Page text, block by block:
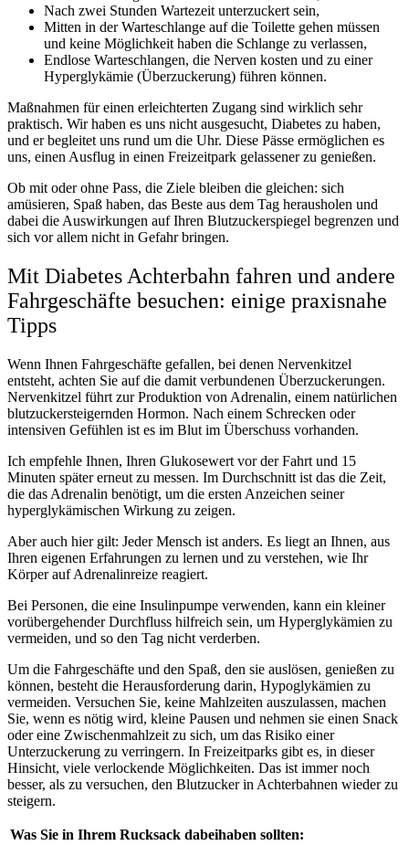
Nach zwei Stunden Wartezeit unterzuckert sein,
Mitten in der Warteschlange auf die Toilette gehen müssen
und keine Möglichkeit haben die Schlange zu verlassen,
Endlose Warteschlangen, die Nerven kosten und zu einer
Hyperglykämie (Überzuckerung) führen können.
Maßnahmen für einen erleichterten Zugang sind wirklich sehr
praktisch. Wir haben es uns nicht ausgesucht, Diabetes zu haben,
und er begleitet uns rund um die Uhr. Diese Pässe ermöglichen es
uns, einen Ausflug in einen Freizeitpark gelassener zu genießen.
Ob mit oder ohne Pass, die Ziele bleiben die gleichen: sich
amüsieren, Spaß haben, das Beste aus dem Tag herausholen und
dabei die Auswirkungen auf Ihren Blutzuckerspiegel begrenzen und
sich vor allem nicht in Gefahr bringen.
Mit Diabetes Achterbahn fahren und andere
Fahrgeschäfte besuchen: einige praxisnahe
Tipps
Wenn Ihnen Fahrgeschäfte gefallen, bei denen Nervenkitzel
entsteht, achten Sie auf die damit verbundenen Überzuckerungen.
Nervenkitzel führt zur Produktion von Adrenalin, einem natürlichen
blutzuckersteigernden Hormon. Nach einem Schrecken oder
intensiven Gefühlen ist es im Blut im Überschuss vorhanden.
Ich empfehle Ihnen, Ihren Glukosewert vor der Fahrt und 15
Minuten später erneut zu messen. Im Durchschnitt ist das die Zeit,
die das Adrenalin benötigt, um die ersten Anzeichen seiner
hyperglykämischen Wirkung zu zeigen.
Aber auch hier gilt: Jeder Mensch ist anders. Es liegt an Ihnen, aus
Ihren eigenen Erfahrungen zu lernen und zu verstehen, wie Ihr
Körper auf Adrenalinreize reagiert.
Bei Personen, die eine Insulinpumpe verwenden, kann ein kleiner
vorübergehender Durchfluss hilfreich sein, um Hyperglykämien zu
vermeiden, und so den Tag nicht verderben.
Um die Fahrgeschäfte und den Spaß, den sie auslösen, genießen zu
können, besteht die Herausforderung darin, Hypoglykämien zu
vermeiden. Versuchen Sie, keine Mahlzeiten auszulassen, machen
Sie, wenn es nötig wird, kleine Pausen und nehmen sie einen Snack
oder eine Zwischenmahlzeit zu sich, um das Risiko einer
Unterzuckerung zu verringern. In Freizeitparks gibt es, in dieser
Hinsicht, viele verlockende Möglichkeiten. Das ist immer noch
besser, als zu versuchen, den Blutzucker in Achterbahnen wieder zu
steigern.
Was Sie in Ihrem Rucksack dabeihaben sollten: